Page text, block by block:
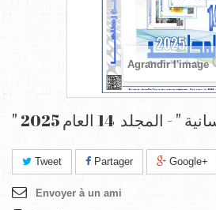
Agrandir l'image
" - المجلد 14 العام 2025
Tweet Partager Google+
Envoyer à un ami